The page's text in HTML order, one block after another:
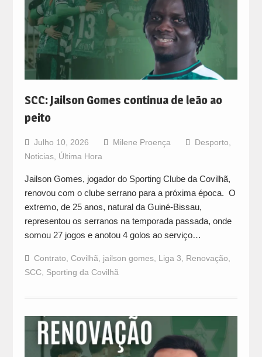
SCC: Jailson Gomes continua de leão ao
peito
Julho 10, 2026 Milene Proença Desporto
Noticias, Última Hora
Jailson Gomes, jogador do Sporting Clube da Covilhã,
renovou com o clube serrano para a próxima época. O
extremo, de 25 anos, natural da Guiné-Bissau,
representou os serranos na temporada passada, onde
somou 27 jogos e anotou 4 golos ao serviço…
Contrato Covilhã jailson gomes, Liga 3 Renovação
SCC, Sporting da Covilhã